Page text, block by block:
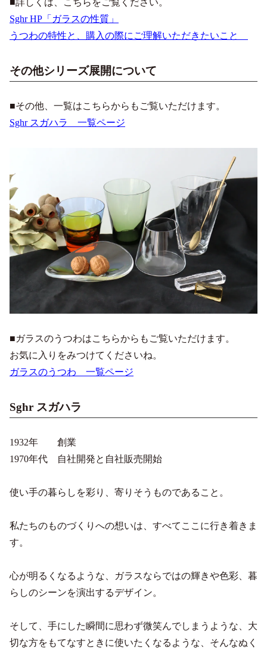
■詳しくは、こちらをご覧ください。
Sghr HP「ガラスの性質」
うつわの特性と、購入の際にご理解いただきたいこと
その他シリーズ展開について
■その他、一覧はこちらからもご覧いただけます。
Sghr スガハラ 一覧ページ
■ガラスのうつわはこちらからもご覧いただけます。
お気に入りをみつけてくださいね。
ガラスのうつわ 一覧ページ
Sghr スガハラ
1932年 創業
1970年代 自社開発と自社販売開始
使い手の暮らしを彩り、寄りそうものであること。
私たちのものづくりへの想いは、すべてここに行き着きま
す。
心が明るくなるような、ガラスならではの輝きや色彩、暮
らしのシーンを演出するデザイン。
そして、手にした瞬間に思わず微笑んでしまうような、大
切な方をもてなすときに使いたくなるような、そんなぬく